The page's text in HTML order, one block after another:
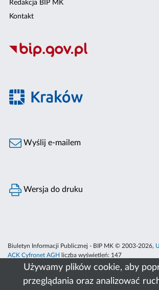
Używamy plików cookie, aby
przeglądania oraz analizować
Redakcja BIP MK
Kontakt
Wyślij e-mailem
Wersja do druku
Biuletyn Informacji Publicznej - BIP MK © 2003-2026,
ACK Cyfronet AGH
liczba wyświetleń: 147